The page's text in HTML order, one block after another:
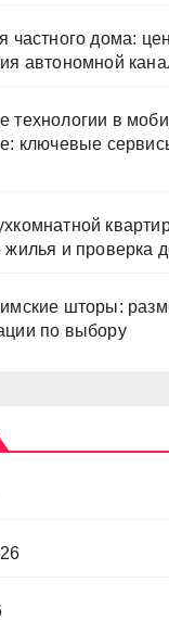
частного дома:
автономной
технологии в
ключевые
жилья и проверка
шторы:
по выбору